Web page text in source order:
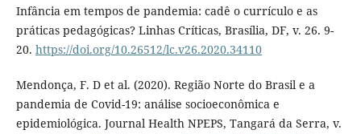
Infância em tempos de pandemia: cadê o currículo e as
práticas pedagógicas? Linhas Críticas, Brasília, DF, v. 26. 9-
20. https://doi.org/10.26512/lc.v26.2020.34110
Mendonça, F. D et al. (2020). Região Norte do Brasil e a
pandemia de Covid-19: análise socioeconômica e
epidemiológica. Journal Health NPEPS, Tangará da Serra, v.